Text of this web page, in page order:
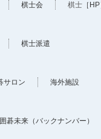
棋士会 棋士 ［HP
棋士派遣
サロン 海外施設
囲碁未来（バックナンバー）